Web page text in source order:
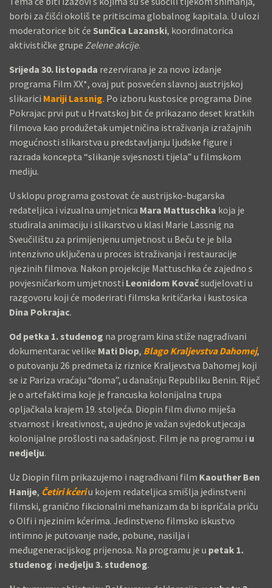
O
S
E
N
I
H
P
R
O
G
A
M
A
,
P
A
L
E
T
I
N
E
C
I
N
E
A
D
A
Y
S
I
borbi za čišći okoliš te pritiscima globalnog kapitala. U ulozi
moderatorice bit će Sunčica Lazanski, koordinatorica
aktivističke grupe Zelene akcije.
Srijeda 30. listopada rezervirana je za novo izdanje
programa Film XX*, ovaj put posvećen slavnoj austrijskoj
slikarici Mariji Lassnig. Po izboru kustosice programa Dine
Pokrajac prvi put u Hrvatskoj bit će prikazano deset kratkih
filmova kao produžetak umjetničina istraživanja izražajnih
mogućnosti slikarstva u predstavljanju ljudske figure i
razrada koncepta “slikanje svjesnosti tijela” u filmskom
mediju.
U sklopu programa gostovat će austrijsko-bugarska
redateljica i vizualna umjetnica Mara Mattuschka koja je
studirala animaciju i slikarstvo u klasi Marie Lassnig na
Sveučilištu za primijenjenu umjetnost u Beču te je bila
intenzivno uključena u proces istraživanja i restauracije
njezinih filmova. Nakon projekcije Mattuschka će zajedno s
povjesničarkom umjetnosti Leonidom Kovačsudjelovati u
razgovoru koji će moderirati filmska kritičarka i kustosica
Dina Pokrajac.
Od petka 1. studenog na program kina stiže nagrađivani
dokumentarac velike Mati Diop, Blago Kraljevstva Dahomej,
o putovanju 26 predmeta iz riznice Kraljevstva Dahomej koji
se iz Pariza vraćaju “doma”, u današnju Republiku Benin. Riječ
je o artefaktima koje je francuska kolonijalna trupa
opljačkala krajem 19. stoljeća. Diopin film divno miješa
stvarnost i kreativnost, a ujedno je važan svjedok utjecaja
kolonijalne prošlosti na sadašnjost. Film je na programu i u
nedjelju.
Uz Diopin film prikazujemo i nagrađivani film Kaouther Ben
Hanije, Četiri kćeriu kojem redateljica smišlja jedinstveni
filmski, granično fikcionalni mehanizam da bi ispričala priču
o Olfi i njezinim kćerima. Jedinstveno filmsko iskustvo
intimno je putovanje nade, pobune, nasilja i
međugeneracijskog prijenosa. Na programu je u petak 1.
studenog i nedjelju 3. studenog.